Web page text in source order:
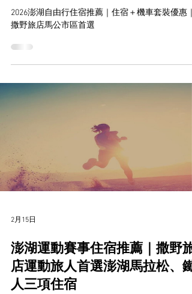
2026澎湖自由行住宿推薦｜住宿＋機車套裝優惠｜
撒野旅店馬公市區首選
2月15日
澎湖運動賽事住宿推薦｜撒野旅
店運動旅人首選澎湖馬拉松、鐵
人三項住宿